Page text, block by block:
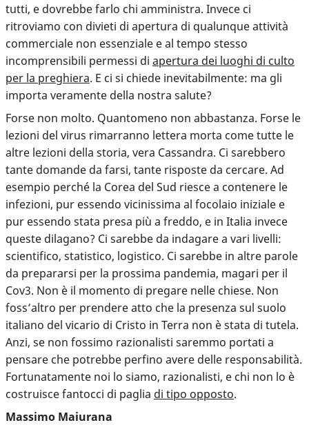
tutti, e dovrebbe farlo chi amministra. Invece ci
ritroviamo con divieti di apertura di qualunque attività
commerciale non essenziale e al tempo stesso
incomprensibili permessi di apertura dei luoghi di culto
per la preghiera. E ci si chiede inevitabilmente: ma gli
importa veramente della nostra salute?
Forse non molto. Quantomeno non abbastanza. Forse le
lezioni del virus rimarranno lettera morta come tutte le
altre lezioni della storia, vera Cassandra. Ci sarebbero
tante domande da farsi, tante risposte da cercare. Ad
esempio perché la Corea del Sud riesce a contenere le
infezioni, pur essendo vicinissima al focolaio iniziale e
pur essendo stata presa più a freddo, e in Italia invece
queste dilagano? Ci sarebbe da indagare a vari livelli:
scientifico, statistico, logistico. Ci sarebbe in altre parole
da prepararsi per la prossima pandemia, magari per il
Cov3. Non è il momento di pregare nelle chiese. Non
foss’altro per prendere atto che la presenza sul suolo
italiano del vicario di Cristo in Terra non è stata di tutela.
Anzi, se non fossimo razionalisti saremmo portati a
pensare che potrebbe perfino avere delle responsabilità.
Fortunatamente noi lo siamo, razionalisti, e chi non lo è
costruisce fantocci di paglia di tipo opposto.
Massimo Maiurana